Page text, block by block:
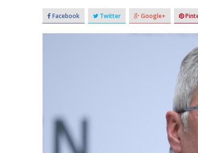
Facebook Twitter Google+